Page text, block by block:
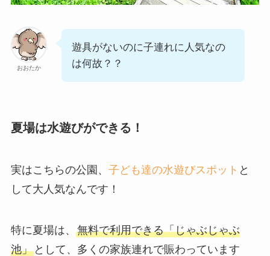
おおたか
遊具がないのに子連れに人気なの
は何故？？
夏場は水遊びができる！
実はこちらの公園、 子ども達の水遊びスポット と
して大人気なんです！
特に夏場は、 無料で利用できる「じゃぶじゃぶ
池」として、多くの家族連れで賑わっています